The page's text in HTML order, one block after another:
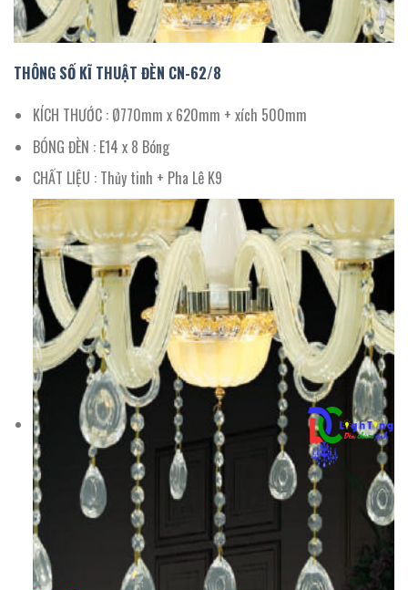
THÔNG SỐ KĨ THUẬT ĐÈN CN-62/8
KÍCH THƯỚC : Ø770mm x 620mm + xích 500mm
BÓNG ĐÈN : E14 x 8 Bóng
CHẤT LIỆU : Thủy tinh + Pha Lê K9